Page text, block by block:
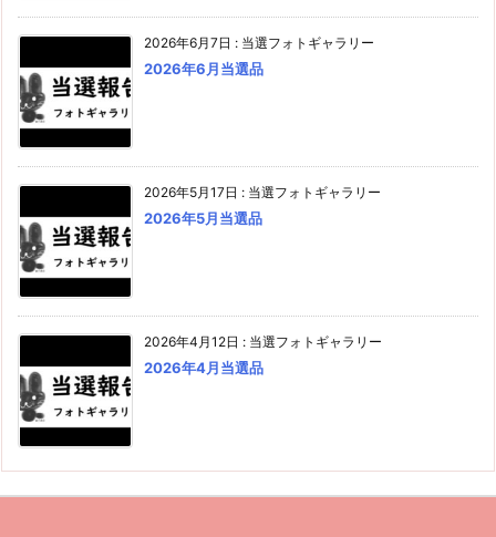
2026年6月7日 : 当選フォトギャラリー
2026年6月当選品
2026年5月17日 : 当選フォトギャラリー
2026年5月当選品
2026年4月12日 : 当選フォトギャラリー
2026年4月当選品